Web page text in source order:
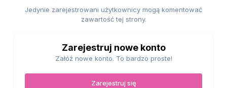
Jedynie zarejestrowani użytkownicy mogą komentować
zawartość tej strony.
Zarejestruj nowe konto
Załóż nowe konto. To bardzo proste!
Zarejestruj się